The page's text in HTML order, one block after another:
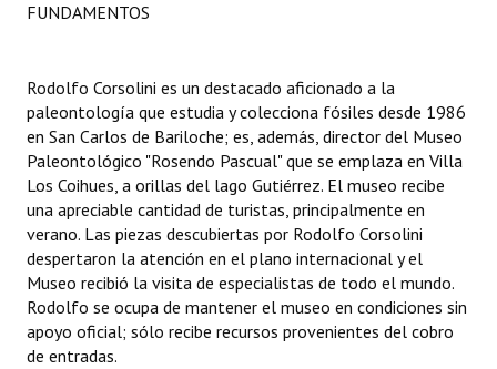
Resoluciones
INSTITUCIONAL
Antiguos Pobladores
Noticias Destacadas
Registros y Distinciones
Datos Históricos
Premio al Mérito - Registro
FUNDAMENTOS
Rodolfo Corsolini es un destacado aficionado a la
paleontología que estudia y colecciona fósiles desde 1986
en San Carlos de Bariloche; es, además, director del Museo
Paleontológico "Rosendo Pascual" que se emplaza en Villa
Los Coihues, a orillas del lago Gutiérrez. El museo recibe
una apreciable cantidad de turistas, principalmente en
verano. Las piezas descubiertas por Rodolfo Corsolini
despertaron la atención en el plano internacional y el
Museo recibió la visita de especialistas de todo el mundo.
Rodolfo se ocupa de mantener el museo en condiciones sin
apoyo oficial; sólo recibe recursos provenientes del cobro
de entradas.